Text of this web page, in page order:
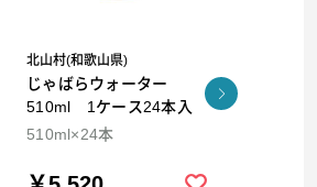
北山村(和歌山県)
じゃばらウォーター
510ml 1ケース24本入
510ml×24本